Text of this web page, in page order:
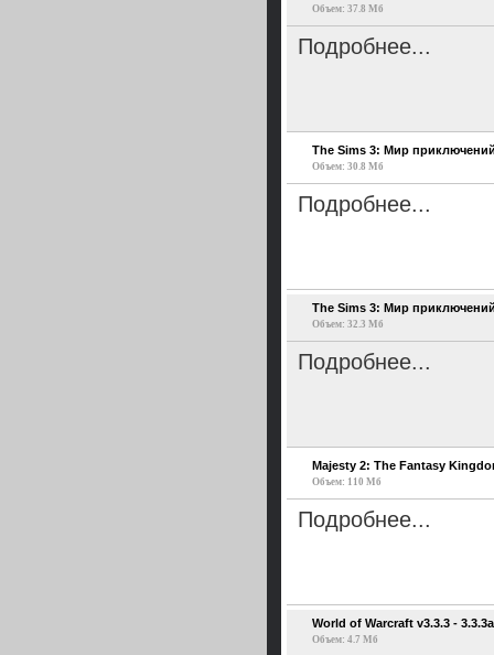
Объем: 37.8 Мб
Подробнее...
The Sims 3: Мир приключений
Объем: 30.8 Мб
Подробнее...
The Sims 3: Мир приключений
Объем: 32.3 Мб
Подробнее...
Majesty 2: The Fantasy
Объем: 110 Мб
Подробнее...
World of Warcraft v3.3.3 -
Объем: 4.7 Мб